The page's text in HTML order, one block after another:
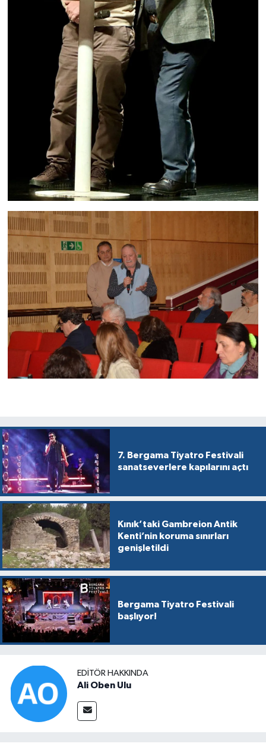
7. Bergama Tiyatro Festivali
sanatseverlere kapılarını açtı
Kınık’taki Gambreion Antik
Kenti’nin koruma sınırları
genişletildi
Bergama Tiyatro Festivali
başlıyor!
EDITÖR HAKKINDA
Ali Oben Ulu